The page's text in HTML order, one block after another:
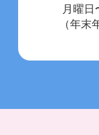
月曜
（年末